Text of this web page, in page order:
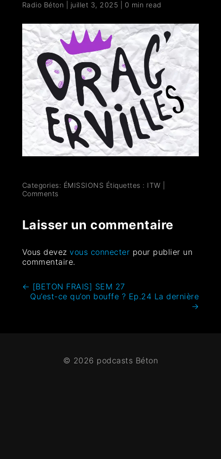
Radio Béton juillet 3, 2025 0 min read
Categories: ÉMISSIONS Étiquettes : ITW
Comments
Laisser un commentaire
Vous devezvous connecter pour publier un
commentaire.
← [BETON FRAIS] SEM 27
Qu’est-ce qu’on bouffe ? Ep.24 La dernière
→
© 2026 podcasts Béton